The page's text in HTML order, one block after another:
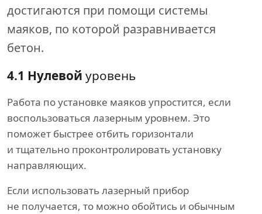
достигаются при помощи системы
маяков, по которой разравнивается
бетон.
4.1 Нулевой уровень
Работа по установке маяков упростится, если
воспользоваться лазерным уровнем. Это
поможет быстрее отбить горизонтали
и тщательно проконтролировать установку
направляющих.
Если использовать лазерный прибор
не получается, то можно обойтись и обычным